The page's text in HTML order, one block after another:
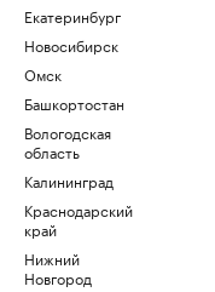
Екатеринбург
Новосибирск
Омск
Башкортостан
Вологодская
область
Калининград
Краснодарский
край
Нижний
Новгород